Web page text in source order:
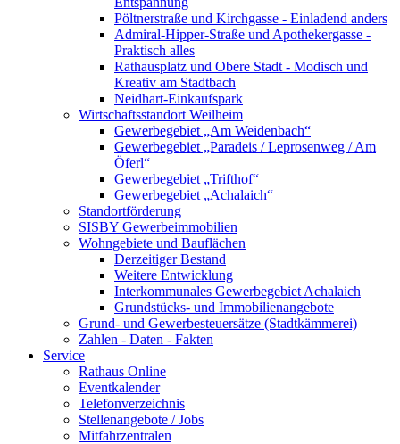
Pöltnerstraße und Kirchgasse - Einladend anders
Admiral-Hipper-Straße und Apothekergasse -
Praktisch alles
Rathausplatz und Obere Stadt - Modisch und
Kreativ am Stadtbach
Neidhart-Einkaufspark
Wirtschaftsstandort Weilheim
Gewerbegebiet „Am Weidenbach“
Gewerbegebiet „Paradeis / Leprosenweg / Am
Öferl“
Gewerbegebiet „Trifthof“
Gewerbegebiet „Achalaich“
Standortförderung
SISBY Gewerbeimmobilien
Wohngebiete und Bauflächen
Derzeitiger Bestand
Weitere Entwicklung
Interkommunales Gewerbegebiet Achalaich
Grundstücks- und Immobilienangebote
Grund- und Gewerbesteuersätze (Stadtkämmerei)
Zahlen - Daten - Fakten
Service
Rathaus Online
Eventkalender
Telefonverzeichnis
Stellenangebote / Jobs
Mitfahrzentralen